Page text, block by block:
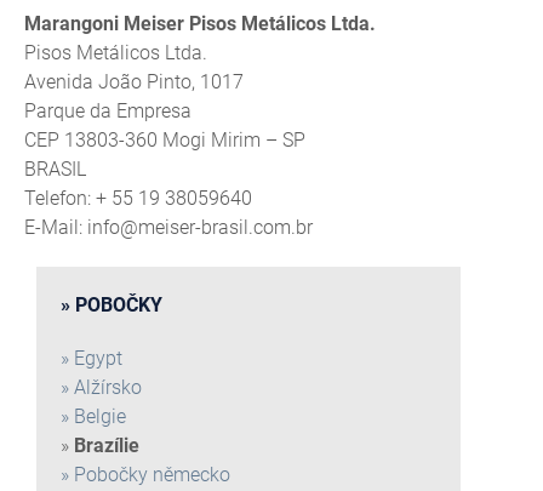
Marangoni Meiser Pisos Metálicos Ltda.
Pisos Metálicos Ltda.
Avenida João Pinto, 1017
Parque da Empresa
CEP 13803-360 Mogi Mirim – SP
BRASIL
Telefon: + 55 19 38059640
E-Mail: info@meiser-brasil.com.br
POBOČKY
Egypt
Alžírsko
Belgie
Brazílie
Pobočky německo